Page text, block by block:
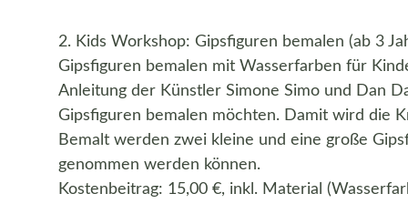
2. Kids Workshop: Gipsfiguren bemalen (ab 3
Gipsfiguren bemalen mit Wasserfarben für
Anleitung der Künstler Simone Simo und Dan
Gipsfiguren bemalen möchten. Damit wird die
Bemalt werden zwei kleine und eine große
genommen werden können.
Kostenbeitrag: 15,00 €, inkl. Material